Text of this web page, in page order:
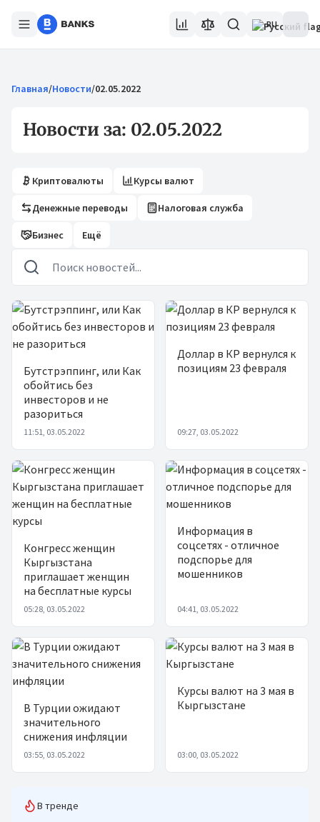
RU
Главная/Новости/02.05.2022
Новости за: 02.05.2022
Криптовалюты Курсы валют
Денежные переводы Налоговая служба
Бизнес Ещё
Новости
Бутстрэппинг, или Как
обойтись без
инвесторов и не
разориться
11:51, 03.05.2022
Доллар в КР вернулся к
позициям 23 февраля
09:27, 03.05.2022
Конгресс женщин
Кыргызстана
приглашает женщин
на бесплатные курсы
05:28, 03.05.2022
Информация в
соцсетях - отличное
подспорье для
мошенников
04:41, 03.05.2022
В Турции ожидают
значительного
снижения инфляции
03:55, 03.05.2022
Курсы валют на 3 мая в
Кыргызстане
03:00, 03.05.2022
В тренде